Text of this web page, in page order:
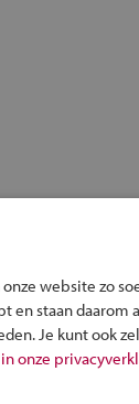
website zo
en staan daarom
Je kunt ook
onze